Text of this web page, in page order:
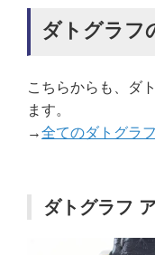
ダトグラフ
こちらからも、ダ
ます。
→全てのダトグラ
ダトグラフ